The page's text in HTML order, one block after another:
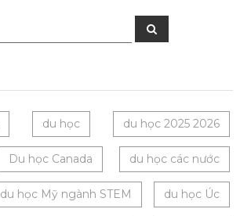
Search
du học du học 2025 2026
Du học Canada du học các nước
du học Mỹ ngành STEM du học Úc